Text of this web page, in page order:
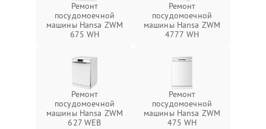
Ремонт
посудомоечной
машины Hansa ZWM
675 WH
Ремонт
посудомоечной
машины Hansa ZWM
4777 WH
Ремонт
посудомоечной
машины Hansa ZWM
627 WEB
Ремонт
посудомоечной
машины Hansa ZWM
475 WH